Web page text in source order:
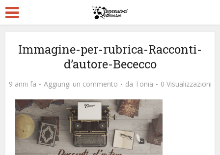
Immagine-per-rubrica-Racconti-
d’autore-Bececco
9 anni fa Aggiungi un commento da Tonia 0 Visualizzazioni